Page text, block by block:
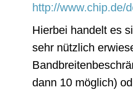
http://www.chip.de/
Hierbei handelt es
sehr nützlich
dann 10 möglich)